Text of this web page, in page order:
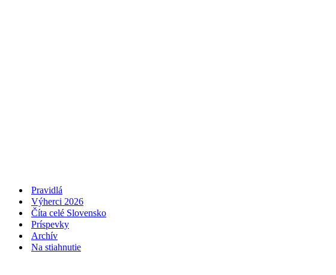
Pravidlá
Výherci 2026
Číta celé Slovensko
Príspevky
Archív
Na stiahnutie